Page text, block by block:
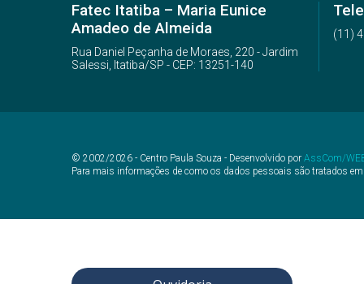
Fatec Itatiba – Maria Eunice
Amadeo de Almeida
Rua Daniel Peçanha de Moraes, 220 - Jardim
Salessi, Itatiba/SP - CEP: 13251-140
(11)
© 2002/2026 - Centro Paula Souza - Desenvolvido por AssCom/
Para mais informações de como os dados pessoais são tratados